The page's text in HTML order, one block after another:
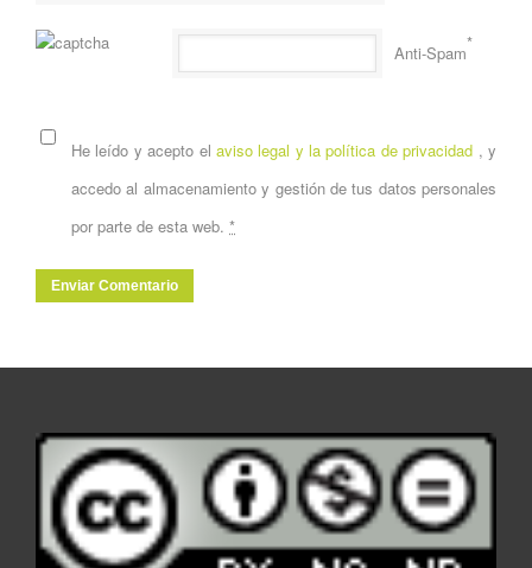
Anti-Spam*
He leído y acepto el aviso legal y la política de privacidad , y
accedo al almacenamiento y gestión de tus datos personales
por parte de esta web. *